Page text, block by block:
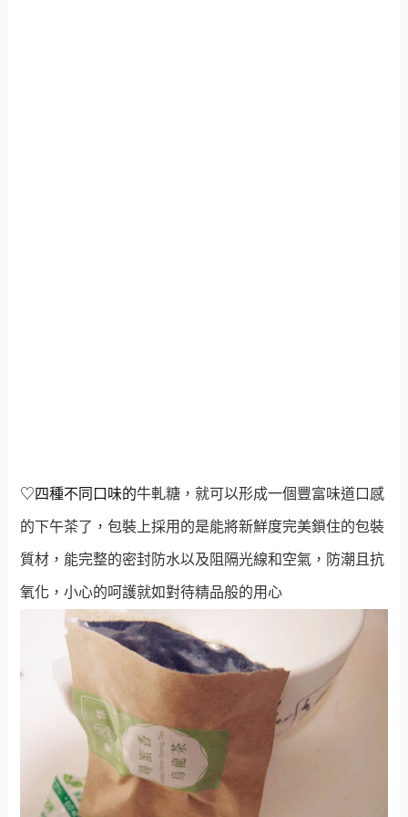
♡四種不同口味的牛軋糖，就可以形成一個豐富味道口感
的下午茶了，包裝上採用的是能將新鮮度完美鎖住的包裝
質材，能完整的密封防水以及阻隔光線和空氣，防潮且抗
氧化，小心的呵護就如對待精品般的用心